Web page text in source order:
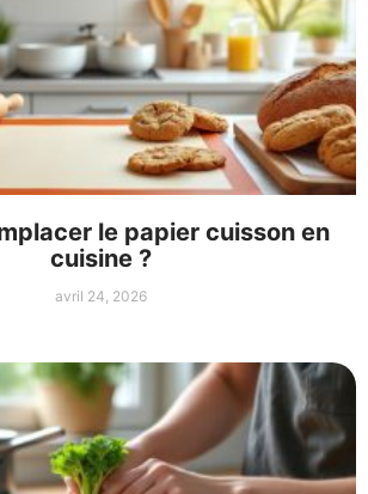
le papier cuisson en
cuisine ?
avril 24, 2026